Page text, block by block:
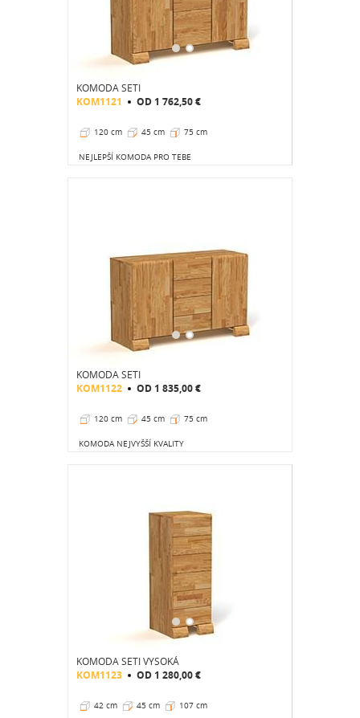
KOMODA SETI
KOM1121 OD 1 762,50 €
120 cm 45 cm 75 cm
NEJLEPŠÍ KOMODA PRO TEBE
KOMODA SETI
KOM1122 OD 1 835,00 €
120 cm 45 cm 75 cm
KOMODA NEJVYŠŠÍ KVALITY
KOMODA SETI VYSOKÁ
KOM1123 OD 1 280,00 €
42 cm 45 cm 107 cm